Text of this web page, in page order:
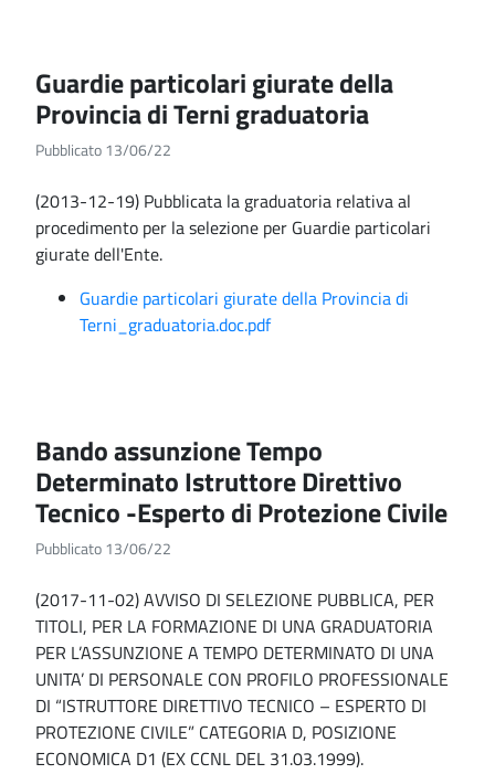
Guardie particolari giurate della
Provincia di Terni graduatoria
Pubblicato 13/06/22
(2013-12-19) Pubblicata la graduatoria relativa al
procedimento per la selezione per Guardie particolari
giurate dell'Ente.
Guardie particolari giurate della Provincia di
Terni_graduatoria.doc.pdf
Bando assunzione Tempo
Determinato Istruttore Direttivo
Tecnico -Esperto di Protezione Civile
Pubblicato 13/06/22
(2017-11-02) AVVISO DI SELEZIONE PUBBLICA, PER
TITOLI, PER LA FORMAZIONE DI UNA GRADUATORIA
PER L’ASSUNZIONE A TEMPO DETERMINATO DI UNA
UNITA’ DI PERSONALE CON PROFILO PROFESSIONALE
DI “ISTRUTTORE DIRETTIVO TECNICO – ESPERTO DI
PROTEZIONE CIVILE” CATEGORIA D, POSIZIONE
ECONOMICA D1 (EX CCNL DEL 31.03.1999).